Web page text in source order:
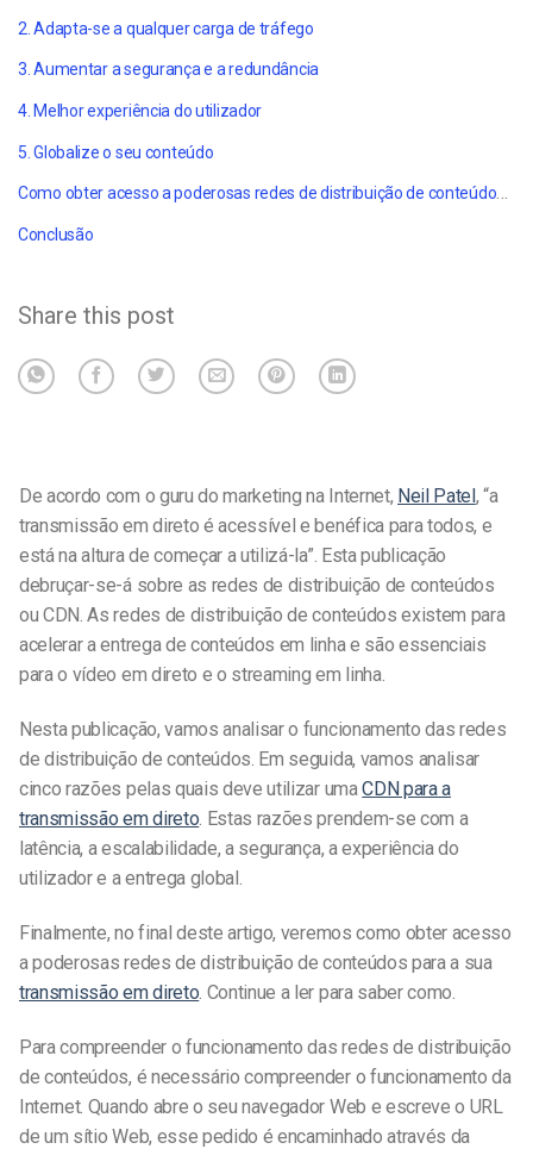
2. Adapta-se a qualquer carga de tráfego
3. Aumentar a segurança e a redundância
4. Melhor experiência do utilizador
5. Globalize o seu conteúdo
Como obter acesso a poderosas redes de distribuição de conteúdos a preços competitivos
Conclusão
Share this post
De acordo com o guru do marketing na Internet, Neil Patel , “a
transmissão em direto é acessível e benéfica para todos, e
está na altura de começar a utilizá-la”. Esta publicação
debruçar-se-á sobre as redes de distribuição de conteúdos
ou CDN. As redes de distribuição de conteúdos existem para
acelerar a entrega de conteúdos em linha e são essenciais
para o vídeo em direto e o streaming em linha.
Nesta publicação, vamos analisar o funcionamento das redes
de distribuição de conteúdos. Em seguida, vamos analisar
cinco razões pelas quais deve utilizar umaCDN para a
transmissão em direto. Estas razões prendem-se com a
latência, a escalabilidade, a segurança, a experiência do
utilizador e a entrega global.
Finalmente, no final deste artigo, veremos como obter acesso
a poderosas redes de distribuição de conteúdos para a sua
transmissão em direto. Continue a ler para saber como.
Para compreender o funcionamento das redes de distribuição
de conteúdos, é necessário compreender o funcionamento da
Internet. Quando abre o seu navegador Web e escreve o URL
de um sítio Web, esse pedido é encaminhado através da